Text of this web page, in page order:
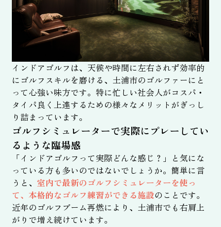
インドアゴルフは、天候や時間に左右されず効率的
にゴルフスキルを磨ける、土浦市のゴルファーにと
って心強い味方です。特に忙しい社会人がコスパ・
タイパ良く上達するための様々なメリットがぎっし
り詰まっています。
ゴルフシミュレーターで実際にプレーしてい
るような臨場感
「インドアゴルフって実際どんな感じ？」と気にな
っている方も多いのではないでしょうか。簡単に言
うと、 室内で最新のゴルフシミュレーターを使っ
て、本格的なゴルフ練習ができる施設のことです。
近年のゴルフブーム再燃により、土浦市でも右肩上
がりで増え続けています。